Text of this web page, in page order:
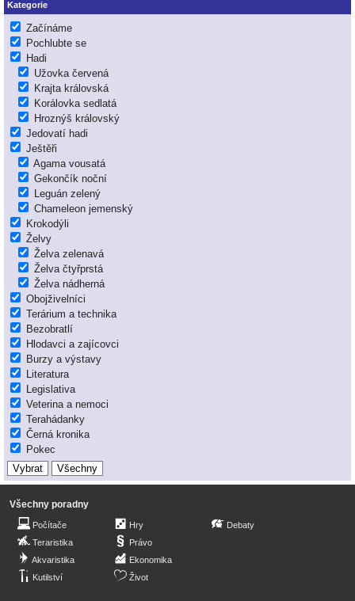
Kategorie
Začínáme
Pochlubte se
Hadi
Užovka červená
Krajta královská
Korálovka sedlatá
Hroznýš královský
Jedovatí hadi
Ještěři
Agama vousatá
Gekončík noční
Leguán zelený
Chameleon jemenský
Krokodýli
Želvy
Želva zelenavá
Želva čtyřprstá
Želva nádherná
Obojživelníci
Terárium a technika
Bezobratlí
Hlodavci a zajícovci
Burzy a výstavy
Literatura
Legislativa
Veterina a nemoci
Terahádanky
Černá kronika
Pokec
Všechny poradny
Počítače
Teraristika
Akvaristika
Kutilství
Hry
Právo
Ekonomika
Život
Debaty